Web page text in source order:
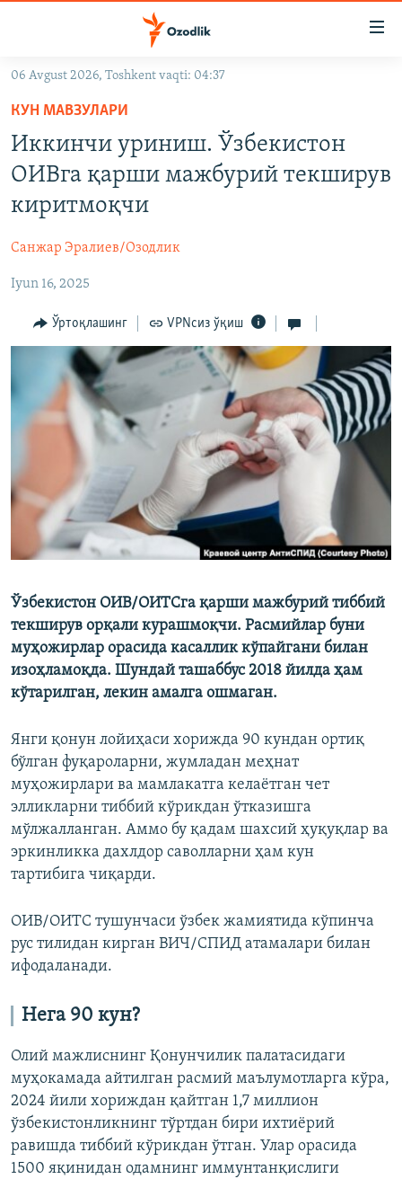
Асосий
навигацияга
ўтинг
Қидиришга
ўтинг
На русском
ИЖТИМОИЙ ТАРМОҚЛАР
Озодлик бошқа тилларда
06 Avgust 2026, Toshkent vaqti: 04:37
КУН МАВЗУЛАРИ
Иккинчи уриниш. Ўзбекистон
ОИВга қарши мажбурий текширув
киритмоқчи
Санжар Эралиев/Озодлик
Iyun 16, 2025
Ўртоқлашинг VPNсиз ўқиш
Ўзбекистон ОИВ/ОИТСга қарши мажбурий тиббий
текширув орқали курашмоқчи. Расмийлар буни
муҳожирлар орасида касаллик кўпайгани билан
изоҳламоқда. Шундай ташаббус 2018 йилда ҳам
кўтарилган, лекин амалга ошмаган.
Янги қонун лойиҳаси хорижда 90 кундан ортиқ
бўлган фуқароларни, жумладан меҳнат
муҳожирлари ва мамлакатга келаётган чет
элликларни тиббий кўрикдан ўтказишга
мўлжалланган. Аммо бу қадам шахсий ҳуқуқлар ва
эркинликка дахлдор саволларни ҳам кун
тартибига чиқарди.
ОИВ/ОИТС тушунчаси ўзбек жамиятида кўпинча
рус тилидан кирган ВИЧ/СПИД атамалари билан
ифодаланади.
Нега 90 кун?
Олий мажлиснинг Қонунчилик палатасидаги
муҳокамада айтилган расмий маълумотларга кўра,
2024 йили хориждан қайтган 1,7 миллион
ўзбекистонликнинг тўртдан бири ихтиёрий
равишда тиббий кўрикдан ўтган. Улар орасида
1500 яқинидан одамнинг иммунтанқислиги